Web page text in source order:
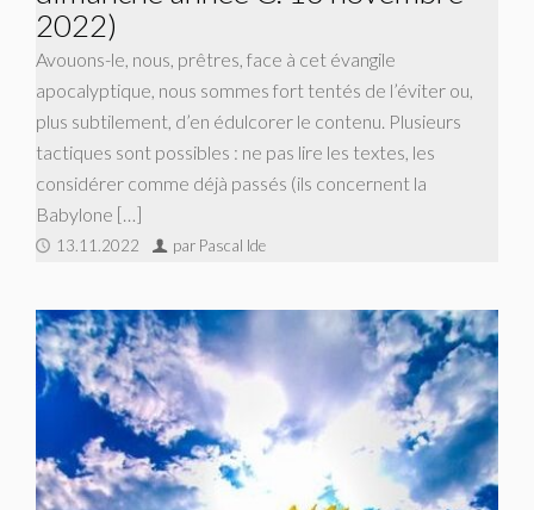
2022)
Avouons-le, nous, prêtres, face à cet évangile
apocalyptique, nous sommes fort tentés de l’éviter ou,
plus subtilement, d’en édulcorer le contenu. Plusieurs
tactiques sont possibles : ne pas lire les textes, les
considérer comme déjà passés (ils concernent la
Babylone […]
13.11.2022 par Pascal Ide